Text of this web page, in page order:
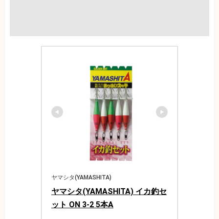
ヤマシタ(YAMASHITA)
ヤマシタ(YAMASHITA) イカ釣セ
ット ON 3-2 5本A